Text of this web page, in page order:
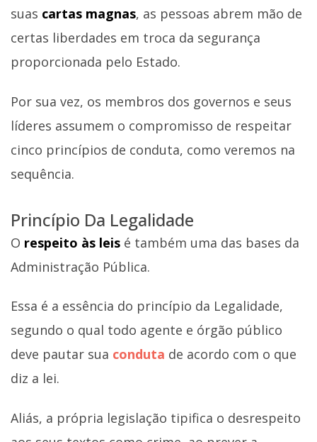
suas cartas magnas, as pessoas abrem mão de
certas liberdades em troca da segurança
proporcionada pelo Estado.
Por sua vez, os membros dos governos e seus
líderes assumem o compromisso de respeitar
cinco princípios de conduta, como veremos na
sequência.
Princípio Da Legalidade
O respeito às leis é também uma das bases da
Administração Pública.
Essa é a essência do princípio da Legalidade,
segundo o qual todo agente e órgão público
deve pautar sua conduta de acordo com o que
diz a lei.
Aliás, a própria legislação tipifica o desrespeito